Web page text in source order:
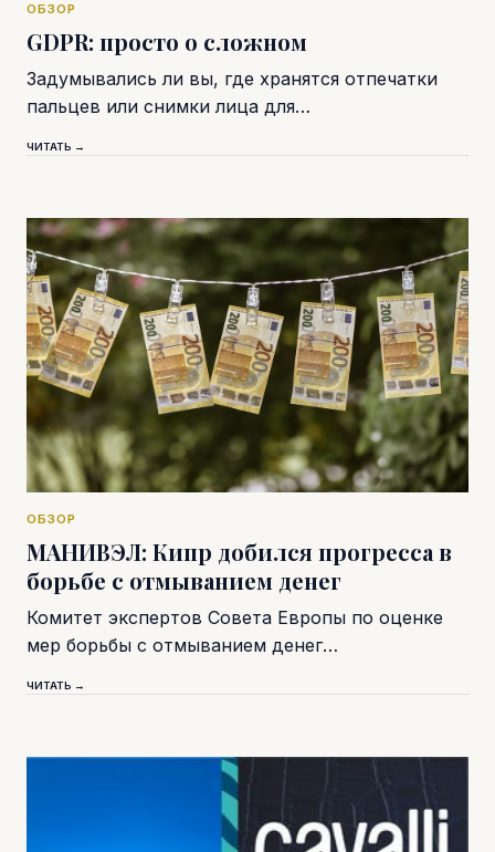
ОБЗОР
GDPR: просто о сложном
Задумывались ли вы, где хранятся отпечатки
пальцев или снимки лица для…
ЧИТАТЬ →
ОБЗОР
МАНИВЭЛ: Кипр добился прогресса в
борьбе с отмыванием денег
Комитет экспертов Совета Европы по оценке
мер борьбы с отмыванием денег…
ЧИТАТЬ →